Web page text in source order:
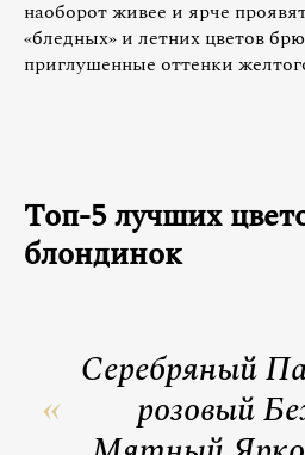
наоборот живее и ярче
«бледных» и летних цветов
приглушенные оттенки
Топ-5 лучших
блондинок
Серебряный
розовый